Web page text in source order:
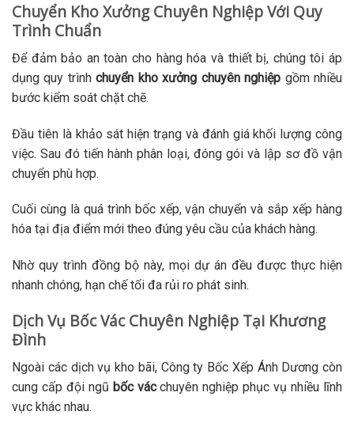
Chuyển Kho Xưởng Chuyên Nghiệp Với Quy
Trình Chuẩn
Để đảm bảo an toàn cho hàng hóa và thiết bị, chúng tôi áp
dụng quy trìnhchuyển kho xưởng chuyên nghiệp gồm nhiều
bước kiểm soát chặt chẽ.
Đầu tiên là khảo sát hiện trạng và đánh giá khối lượng công
việc. Sau đó tiến hành phân loại, đóng gói và lập sơ đồ vận
chuyển phù hợp.
Cuối cùng là quá trình bốc xếp, vận chuyển và sắp xếp hàng
hóa tại địa điểm mới theo đúng yêu cầu của khách hàng.
Nhờ quy trình đồng bộ này, mọi dự án đều được thực hiện
nhanh chóng, hạn chế tối đa rủi ro phát sinh.
Dịch Vụ Bốc Vác Chuyên Nghiệp Tại Khương
Đình
Ngoài các dịch vụ kho bãi, Công ty Bốc Xếp Ánh Dương còn
cung cấp đội ngũ bốc vácchuyên nghiệp phục vụ nhiều lĩnh
vực khác nhau.